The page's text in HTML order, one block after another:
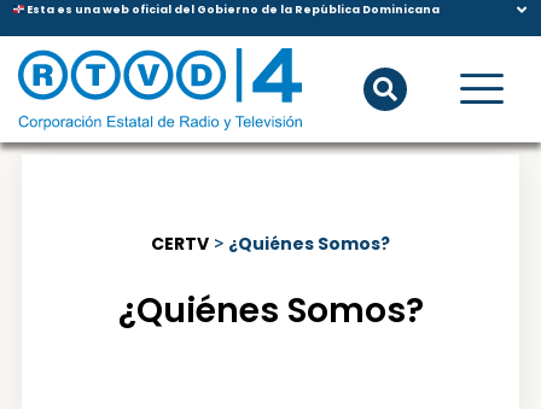
Esta es una web oficial del Gobierno de la República Dominicana
CERTV > ¿Quiénes Somos?
¿Quiénes Somos?